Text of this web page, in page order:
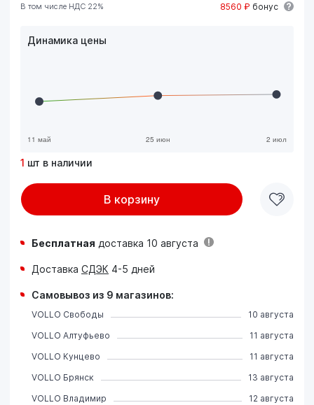
В том числе НДС 22% 8560 ₽ бонус
Динамика цены
1 шт в наличии
В корзину
Бесплатная доставка 10 августа
Доставка СДЭК 4-5 дней
Самовывоз из 9 магазинов:
VOLLO Свободы
10 августа
VOLLO Алтуфьево
11 августа
VOLLO Кунцево
11 августа
VOLLO Брянск
13 августа
VOLLO Владимир
12 августа